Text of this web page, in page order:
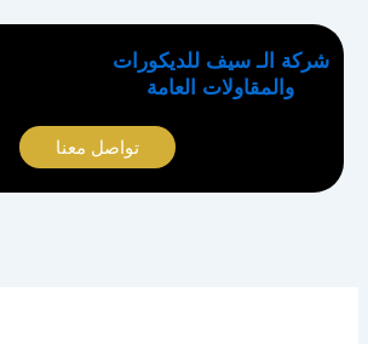
إلى
المحتوىشركة الـ سيف للديكورات
والمقاولات العامة
تواصل معنا